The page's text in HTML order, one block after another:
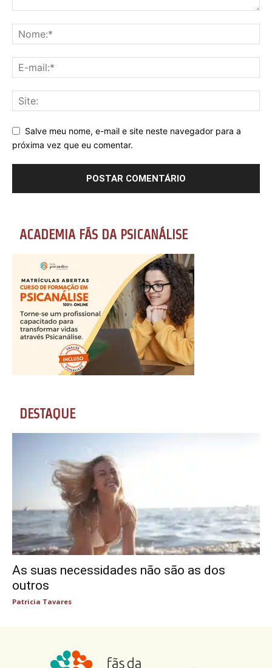
Salve meu nome, e-mail e site neste navegador para a
próxima vez que eu comentar.
ACADEMIA FÃS DA PSICANÁLISE
DESTAQUE
As suas necessidades não são as dos
outros
Patricia Tavares